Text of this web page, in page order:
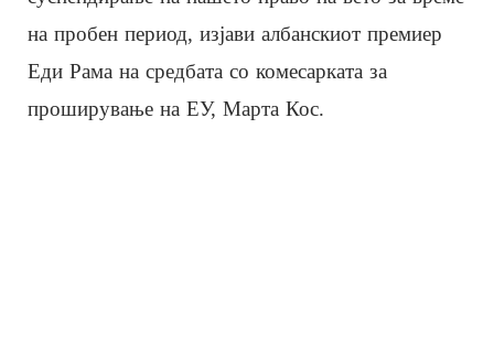
на пробен период, изјави албанскиот премиер
Еди Рама на средбата со комесарката за
проширување на ЕУ, Марта Кос.